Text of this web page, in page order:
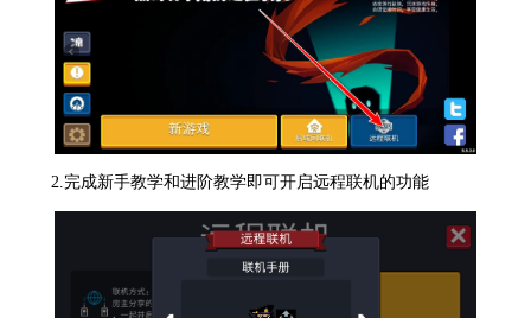
2.完成新手教学和进阶教学即可开启远程联机的功能